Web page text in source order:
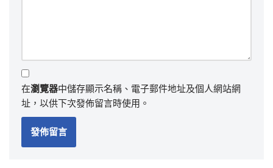
在瀏覽器中儲存顯示名稱、電子郵件地址及個人網站網
址，以供下次發佈留言時使用。